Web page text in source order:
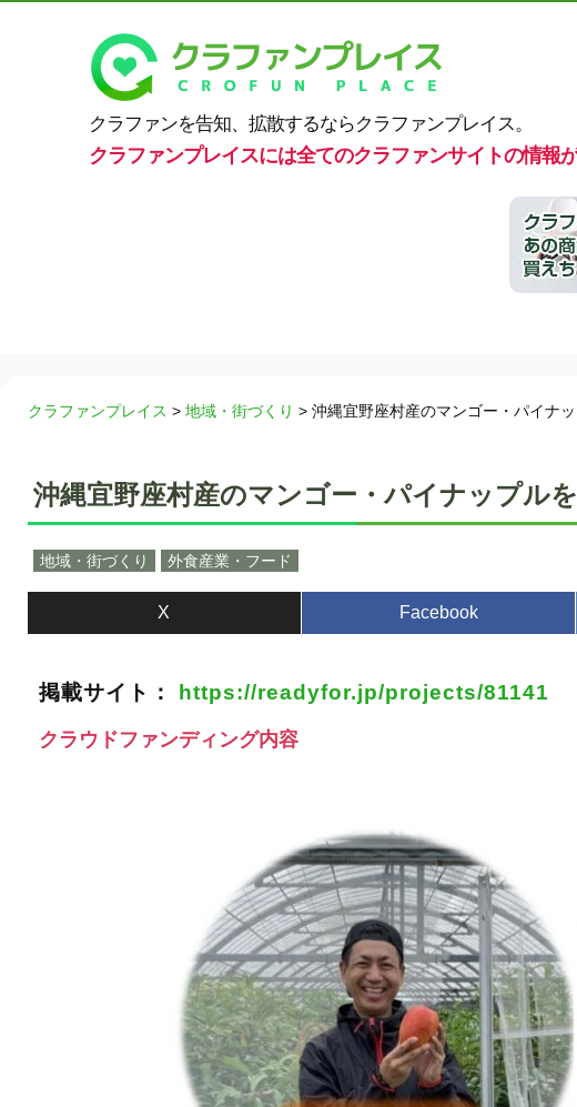
クラファンを告知、拡散するならクラファンプレイス。
クラファンプレイスには全てのクラファンサイトの情報
クラファンプレイス > 地域・街づくり > 沖縄宜野座村産のマンゴー・パイナ
沖縄宜野座村産のマンゴー・パイナップル
地域・街づくり 外食産業・フード
X Facebook
掲載サイト： https://readyfor.jp/projects/81141
クラウドファンディング内容